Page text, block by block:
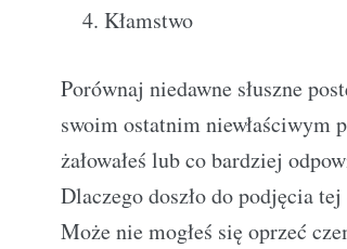
Kłamstwo
Porównaj niedawne słuszne
swoim ostatnim niewłaściwym
żałowałeś lub co bardziej
Dlaczego doszło do podjęcia
Może nie mogłeś się oprzeć